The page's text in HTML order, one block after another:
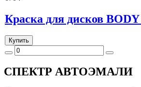
Краска для дисков
Купить
СПЕКТР АВТОЭМАЛИ